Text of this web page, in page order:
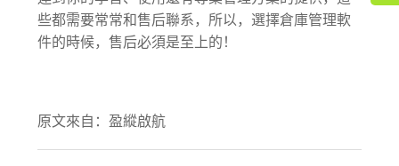
些都需要常常和售后聯系，所以，選擇倉庫管理軟
件的時候，售后必須是至上的！
原文來自：盈縱啟航